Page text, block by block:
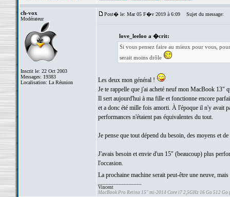
ch-vox
Modérateur
Inscrit le: 22 Oct 2003
Messages: 19383
Localisation: La Réunion
Post� le: Mar 05 F�v 2019 à 6:09 Sujet du message:
love_leeloo a �crit:
Si vous pensez faire au mieux pour vous,
serait moins drôle
Les deux mon général !
Je te rappelle que j'ai acheté neuf mon MacBook 13"
Il sert aujourd'hui à ma fille et fonctionne encore
et a donc été mille fois amorti. À l'époque il n'y avait
performances n'étaient pas équivalentes du tout.
Je pense que tout dépend du besoin, des moyens et
J'avais besoin et envie d'un 15" (beaucoup) plus
l'occasion.
La prochaine machine serait peut-être une neuve,
Vincent
MacBook Pro Retina 15" mi-2014 Core i7 2,5GHz 16 Go 512 Go